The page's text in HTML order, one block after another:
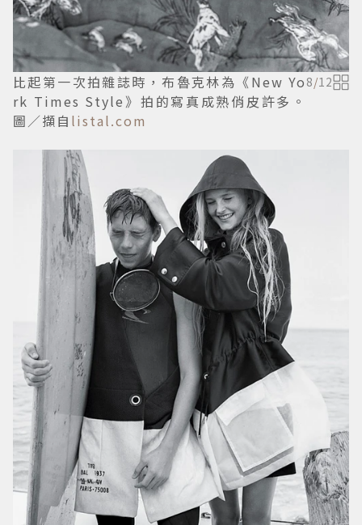
比起第一次拍雜誌時，布魯克林為《New Yo
rk Times Style》拍的寫真成熟俏皮許多。
圖／擷自 listal.com
8/12